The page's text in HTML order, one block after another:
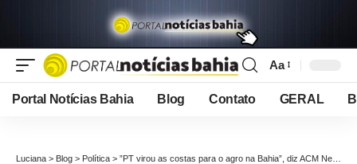
Font
Resizer
Aa
Portal Notícias Bahia Blog Contato GERAL
Luciana > Blog > Política > ”PT virou as costas para o agro na Bahia”, diz ACM Neto na Unagro em Feira de Santana..